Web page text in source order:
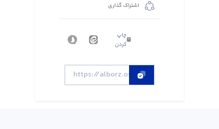
اشتراک گذاری
چاپ
کردن